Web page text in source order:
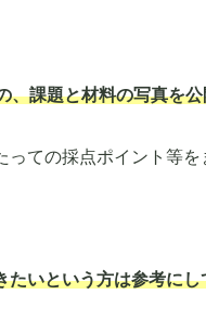
、課題と材料の写真を
っての採点ポイント等を
たいという方は参考に